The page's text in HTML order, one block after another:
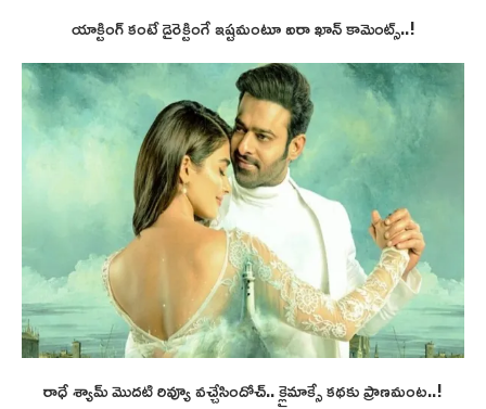
యాక్టింగ్ కంటే డైరెక్టింగే ఇష్టమంటూ ఐరా ఖాన్ కామెంట్స్..!
రాధే శ్యామ్ మొదటి రివ్యూ వచ్చేసిందోచ్.. క్లైమాక్సే కథకు ప్రాణమంట..!